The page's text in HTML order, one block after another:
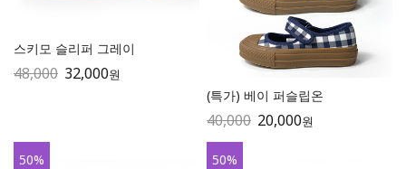
스키모 슬리퍼 그레이
48,000 32,000원
(특가) 베이 퍼슬립온
40,000 20,000원
50% 50%